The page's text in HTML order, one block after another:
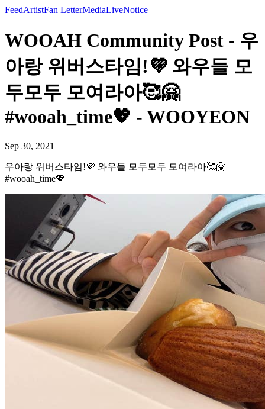
FeedArtistFan LetterMediaLiveNotice
WOOAH Community Post - 우
아랑 위버스타임!💜 와우들 모
두모두 모여라아🥰🤗
#wooah_time💖 - WOOYEON
Sep 30, 2021
우아랑 위버스타임!💜 와우들 모두모두 모여라아🥰🤗
#wooah_time💖